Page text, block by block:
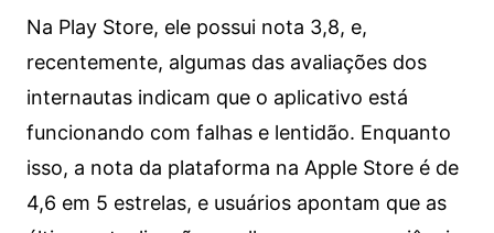
Na Play Store, ele possui nota 3,8, e,
recentemente, algumas das avaliações dos
internautas indicam que o aplicativo está
funcionando com falhas e lentidão. Enquanto
isso, a nota da plataforma na Apple Store é de
4,6 em 5 estrelas, e usuários apontam que as